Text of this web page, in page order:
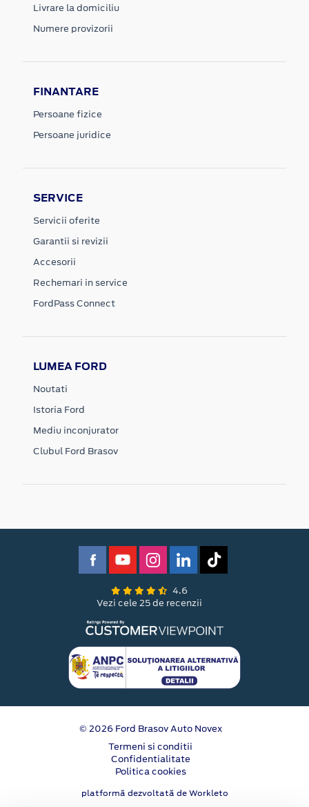
Livrare la domiciliu
Numere provizorii
FINANTARE
Persoane fizice
Persoane juridice
SERVICE
Servicii oferite
Garantii si revizii
Accesorii
Rechemari in service
FordPass Connect
LUMEA FORD
Noutati
Istoria Ford
Mediu inconjurator
Clubul Ford Brasov
4.6
Vezi cele 25 de recenzii
© 2026 Ford Brasov Auto Novex
Termeni si conditii
Confidentialitate
Politica cookies
platformă dezvoltată de Workleto